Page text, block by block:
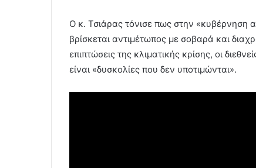
Ο κ. Τσιάρας τόνισε πως στην «κυβέρνηση
βρίσκεται αντιμέτωπος με σοβαρά και
επιπτώσεις της κλιματικής κρίσης, οι
είναι «δυσκολίες που δεν υποτιμώνται».